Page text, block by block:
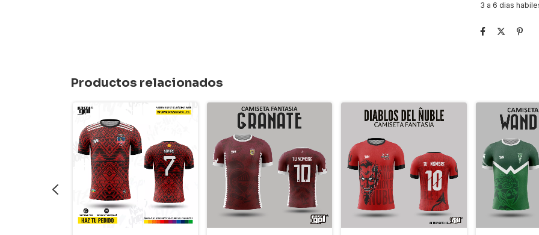
3 a 6 dias
Productos relacionados